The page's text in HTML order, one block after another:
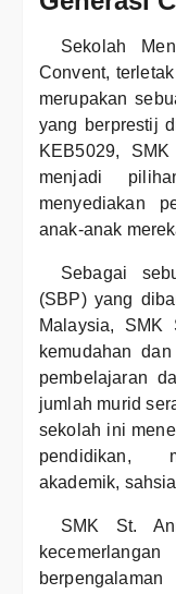
Sekolah
Convent,
merupakan
yang berprestij
KEB5029,
menjadi
menyediakan
anak-anak
Sebagai
(SBP) yang
Malaysia, SMK
kemudahan
pembelajaran
jumlah murid
sekolah ini
pendidikan,
akademik,
SMK St.